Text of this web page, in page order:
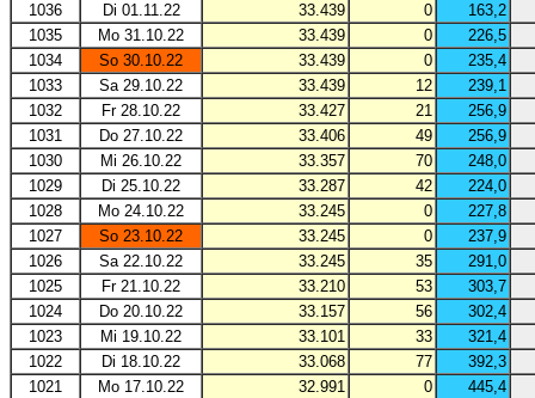
1036
Di 01.11.22 33.439 0
163,2
1035
Mo 31.10.22 33.439 0
226,5
1034
So 30.10.22 33.439 0
235,4
1033
Sa 29.10.22 33.439 12
239,1
1032
Fr 28.10.22 33.427 21
256,9
1031
Do 27.10.22 33.406 49
256,9
1030
Mi 26.10.22 33.357 70
248,0
1029
Di 25.10.22 33.287 42
224,0
1028
Mo 24.10.22 33.245 0
227,8
1027
So 23.10.22 33.245 0
237,9
1026
Sa 22.10.22 33.245 35
291,0
1025
Fr 21.10.22 33.210 53
303,7
1024
Do 20.10.22 33.157 56
302,4
1023
Mi 19.10.22 33.101 33
321,4
1022
Di 18.10.22 33.068 77
392,3
1021
Mo 17.10.22 32.991 0
445,4